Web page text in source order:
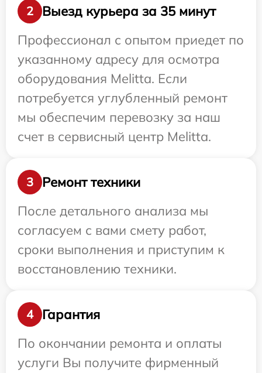
2
Выезд курьера за 35 минут
Профессионал с опытом приедет по
указанному адресу для осмотра
оборудования Melitta. Если
потребуется углубленный ремонт
мы обеспечим перевозку за наш
счет в сервисный центр Melitta.
3
Ремонт техники
После детального анализа мы
согласуем с вами смету работ,
сроки выполнения и приступим к
восстановлению техники.
4
Гарантия
По окончании ремонта и оплаты
услуги Вы получите фирменный